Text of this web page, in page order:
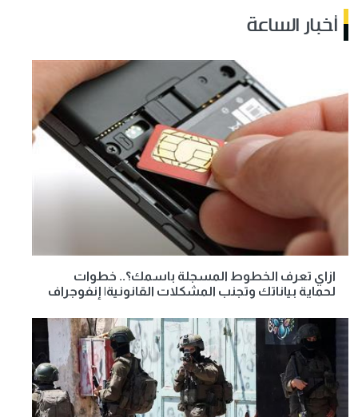
أخبار الساعة
ازاي تعرف الخطوط المسجلة باسمك؟.. خطوات
لحماية بياناتك وتجنب المشكلات القانونية| إنفوجراف